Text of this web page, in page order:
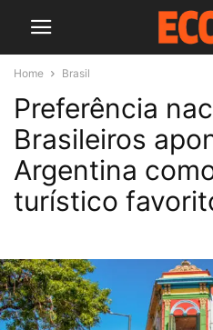
Home Brasil
Preferência
Brasileiros
Argentina
turístico